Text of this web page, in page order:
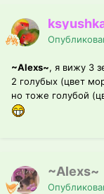
~Alexs~, я вижу 3
2 голубых (цвет
но тоже голубой
~Alexs~